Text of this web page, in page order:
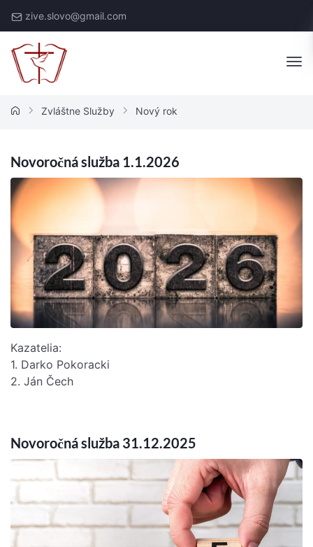
content
zive.slovo@gmail.com
Živé
SlovoZvláštne Služby Nový rok
Novoročná služba 1.1.2026
Kazatelia:
1. Darko Pokoracki
2. Ján Čech
Novoročná služba 31.12.2025